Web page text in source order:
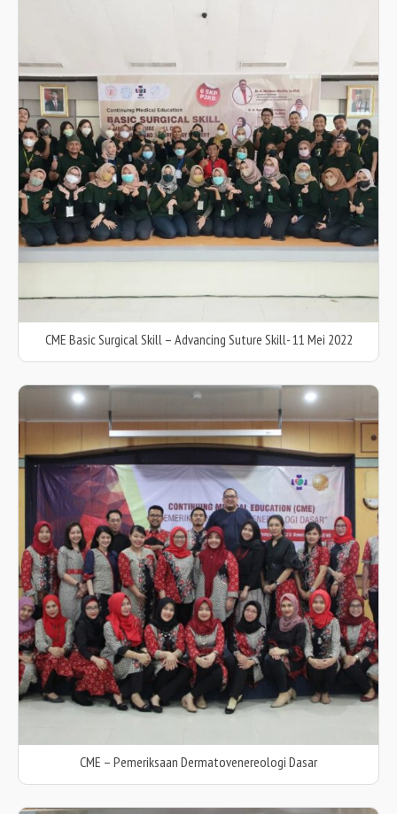
CME Basic Surgical Skill – Advancing Suture Skill- 11 Mei 2022
CME – Pemeriksaan Dermatovenereologi Dasar